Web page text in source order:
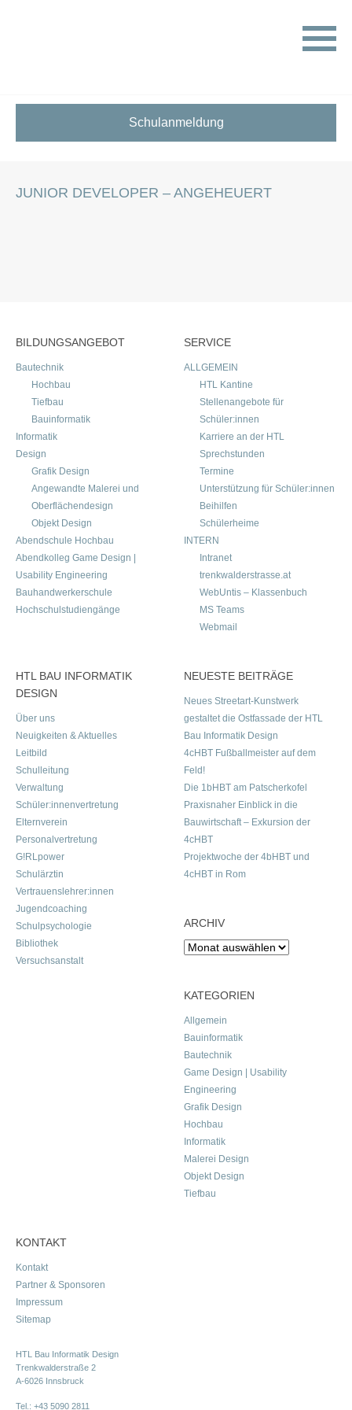
Schulanmeldung
JUNIOR DEVELOPER – ANGEHEUERT
BILDUNGSANGEBOT
Bautechnik
Hochbau
Tiefbau
Bauinformatik
Informatik
Design
Grafik Design
Angewandte Malerei und
Oberflächendesign
Objekt Design
Abendschule Hochbau
Abendkolleg Game Design |
Usability Engineering
Bauhandwerkerschule
Hochschulstudiengänge
SERVICE
ALLGEMEIN
HTL Kantine
Stellenangebote für
Schüler:innen
Karriere an der HTL
Sprechstunden
Termine
Unterstützung für Schüler:innen
Beihilfen
Schülerheime
INTERN
Intranet
trenkwalderstrasse.at
WebUntis – Klassenbuch
MS Teams
Webmail
HTL BAU INFORMATIK
DESIGN
Über uns
Neuigkeiten & Aktuelles
Leitbild
Schulleitung
Verwaltung
Schüler:innenvertretung
Elternverein
Personalvertretung
G!RLpower
Schulärztin
Vertrauenslehrer:innen
Jugendcoaching
Schulpsychologie
Bibliothek
Versuchsanstalt
NEUESTE BEITRÄGE
Neues Streetart-Kunstwerk
gestaltet die Ostfassade der HTL
Bau Informatik Design
4cHBT Fußballmeister auf dem
Feld!
Die 1bHBT am Patscherkofel
Praxisnaher Einblick in die
Bauwirtschaft – Exkursion der
4cHBT
Projektwoche der 4bHBT und
4cHBT in Rom
ARCHIV
Archiv
KATEGORIEN
Allgemein
Bauinformatik
Bautechnik
Game Design | Usability
Engineering
Grafik Design
Hochbau
Informatik
Malerei Design
Objekt Design
Tiefbau
KONTAKT
Kontakt
Partner & Sponsoren
Impressum
Sitemap
HTL Bau Informatik Design
Trenkwalderstraße 2
A-6026 Innsbruck
Tel.: +43 5090 2811